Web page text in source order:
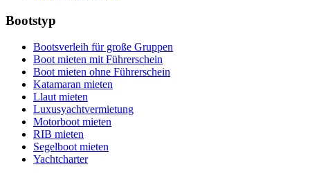
Bootstyp
Bootsverleih für große Gruppen
Boot mieten mit Führerschein
Boot mieten ohne Führerschein
Katamaran mieten
Llaut mieten
Luxusyachtvermietung
Motorboot mieten
RIB mieten
Segelboot mieten
Yachtcharter